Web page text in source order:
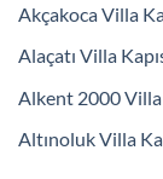
Akçakoca Villa
Alaçatı Villa
Alkent 2000 Villa
Altınoluk Villa